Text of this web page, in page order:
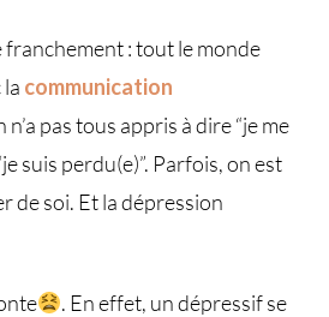
franchement : tout le monde
la communication
n’a pas tous appris à dire “je me
suis perdu(e)”. Parfois, on est
de soi. Et la dépression
. En effet, un dépressif se